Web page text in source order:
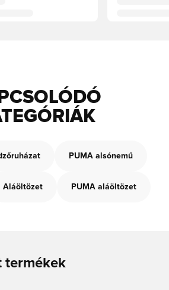
PUMA alsónemű
Aláöltözet PUMA aláöltözet
termékek